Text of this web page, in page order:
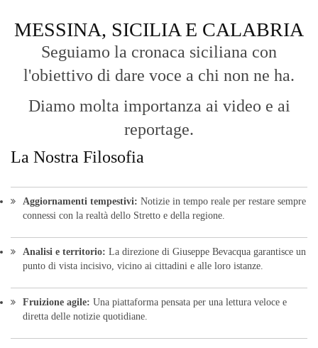
MESSINA, SICILIA E CALABRIA
Seguiamo la cronaca siciliana con
l'obiettivo di dare voce a chi non ne ha.
Diamo molta importanza ai video e ai
reportage.
La Nostra Filosofia
Aggiornamenti tempestivi: Notizie in tempo reale per restare sempre
connessi con la realtà dello Stretto e della regione.
Analisi e territorio: La direzione di Giuseppe Bevacqua garantisce un
punto di vista incisivo, vicino ai cittadini e alle loro istanze.
Fruizione agile: Una piattaforma pensata per una lettura veloce e
diretta delle notizie quotidiane.